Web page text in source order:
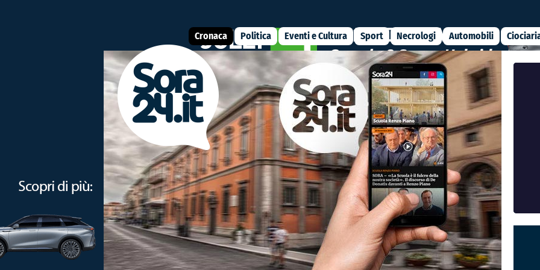
Cronaca Politica Eventi e Cultura Sport Necrologi Automobili